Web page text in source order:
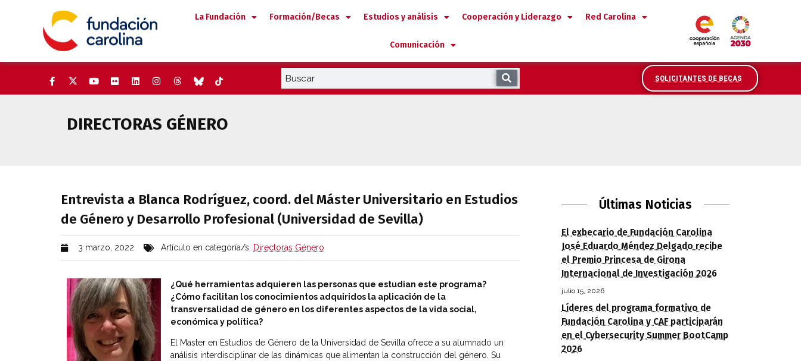
La Fundación Formación/Becas Estudios y análisis Cooperación y Liderazgo Red Carolina
Comunicación
SOLICITANTES DE BECAS
DIRECTORAS GÉNERO
Entrevista a Blanca Rodríguez, coord. del Máster Universitario en Estudios
de Género y Desarrollo Profesional (Universidad de Sevilla)
3 marzo, 2022 Artículo en categoría/s: Directoras Género
¿Qué herramientas adquieren las personas que estudian este programa?
¿Cómo facilitan los conocimientos adquiridos la aplicación de la
transversalidad de género en los diferentes aspectos de la vida social,
económica y política?
El Master en Estudios de Género de la Universidad de Sevilla ofrece a su alumnado un
análisis interdisciplinar de las dinámicas que alimentan la construcción del género. Su
Últimas Noticias
El exbecario de Fundación Carolina
José Eduardo Méndez Delgado recibe
el Premio Princesa de Girona
Internacional de Investigación 2026
julio 15, 2026
Líderes del programa formativo de
Fundación Carolina y CAF participarán
en el Cybersecurity Summer BootCamp
2026